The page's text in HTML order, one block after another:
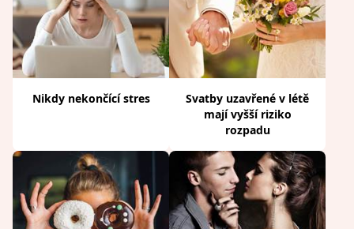
Nikdy nekončící stres
Svatby uzavřené v létě
mají vyšší riziko
rozpadu